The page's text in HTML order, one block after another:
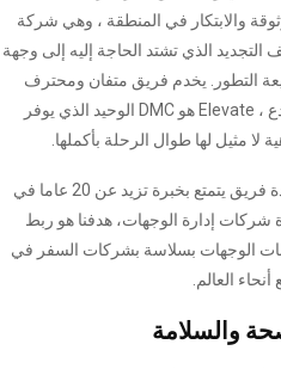
والابتكار في المنطقة ، وهي شركة
التجديد الذي تشتد الحاجة إليه إلى وجهة
التطور. يخدم فريق متفان ومحترف
ومبدع ، Elevate هو DMC الوحيد الذي يوفر
لا مثيل لها طوال الرحلة بأكملها.
بقيادة فريق يتمتع بخبرة تزيد عن 20 عاما في
شركات إدارة الوجهات، هدفنا هو ربط
الوجهات بسلاسة بشركات السفر في
العالم.
والسلامة